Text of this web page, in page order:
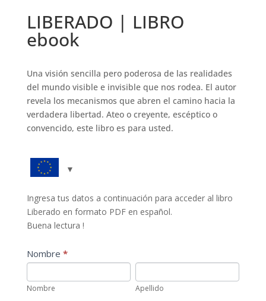
LIBERADO | LIBRO
ebook
Una visión sencilla pero poderosa de las realidades
del mundo visible e invisible que nos rodea. El autor
revela los mecanismos que abren el camino hacia la
verdadera libertad. Ateo o creyente, escéptico o
convencido, este libro es para usted.
Ingresa tus datos a continuación para acceder al libro
Liberado en formato PDF en español.
Buena lectura !
Nombre *
Nombre Apellido
S
i
e
r